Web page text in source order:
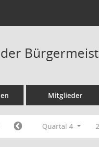
Mitglieder
Quartal 4